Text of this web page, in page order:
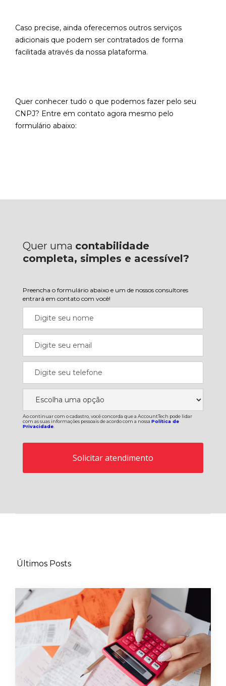
Caso precise, ainda oferecemos outros serviços
adicionais que podem ser contratados de forma
facilitada através da nossa plataforma.
Quer conhecer tudo o que podemos fazer pelo seu
CNPJ? Entre em contato agora mesmo pelo
formulário abaixo:
Quer uma contabilidade
completa, simples e acessível?
Preencha o formulário abaixo e um de nossos consultores
entrará em contato com você!
Ao continuar com o cadastro, você concorda que a AccountTech pode lidar
com as suas informações pessoais de acordo com a nossa Política de
Privacidade.
Últimos Posts